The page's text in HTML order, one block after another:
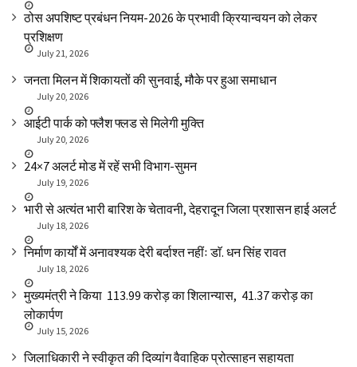
ठोस अपशिष्ट प्रबंधन नियम-2026 के प्रभावी क्रियान्वयन को लेकर
प्रशिक्षण
July 21, 2026
जनता मिलन में शिकायतों की सुनवाई, मौके पर हुआ समाधान
July 20, 2026
आईटी पार्क को फ्लैश फ्लड से मिलेगी मुक्ति
July 20, 2026
24×7 अलर्ट मोड में रहें सभी विभाग-सुमन
July 19, 2026
भारी से अत्यंत भारी बारिश के चेतावनी, देहरादून जिला प्रशासन हाई अलर्ट
July 18, 2026
निर्माण कार्यों में अनावश्यक देरी बर्दाश्त नहींः डाॅ. धन सिंह रावत
July 18, 2026
मुख्यमंत्री ने किया ₹ 113.99 करोड़ का शिलान्यास, ₹ 41.37 करोड़ का
लोकार्पण
July 15, 2026
जिलाधिकारी ने स्वीकृत की दिव्यांग वैवाहिक प्रोत्साहन सहायता